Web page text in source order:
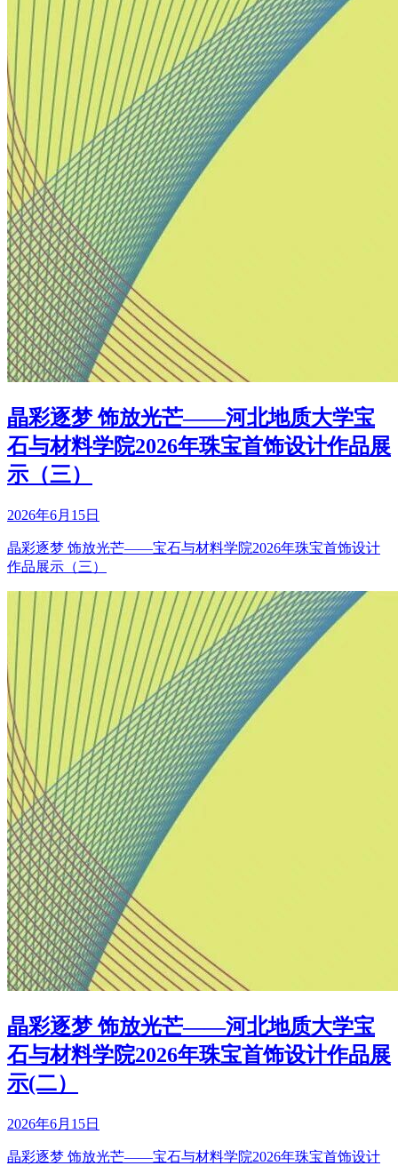
晶彩逐梦 饰放光芒——河北地质大学宝
石与材料学院2026年珠宝首饰设计作品展
示（三）
2026年6月15日
晶彩逐梦 饰放光芒——宝石与材料学院2026年珠宝首饰设计
作品展示（三）
晶彩逐梦 饰放光芒——河北地质大学宝
石与材料学院2026年珠宝首饰设计作品展
示(二）
2026年6月15日
晶彩逐梦 饰放光芒——宝石与材料学院2026年珠宝首饰设计